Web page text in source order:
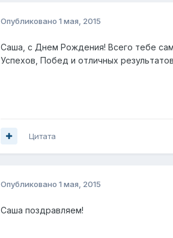
Опубликовано 1 мая, 2015
Саша, с Днем Рождения! Всего тебе
Успехов, Побед и отличных
Цитата
Опубликовано 1 мая, 2015
Саша поздравляем!